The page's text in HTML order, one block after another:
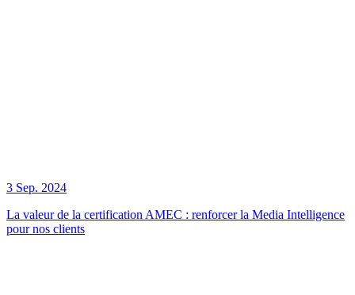
3 Sep. 2024
La valeur de la certification AMEC : renforcer la Media Intelligence
pour nos clients